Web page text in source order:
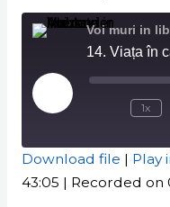
Voi muri in
14. Viața în
Play
Episode
1x
SHARE
Download file | Play
43:05 | Recorded on